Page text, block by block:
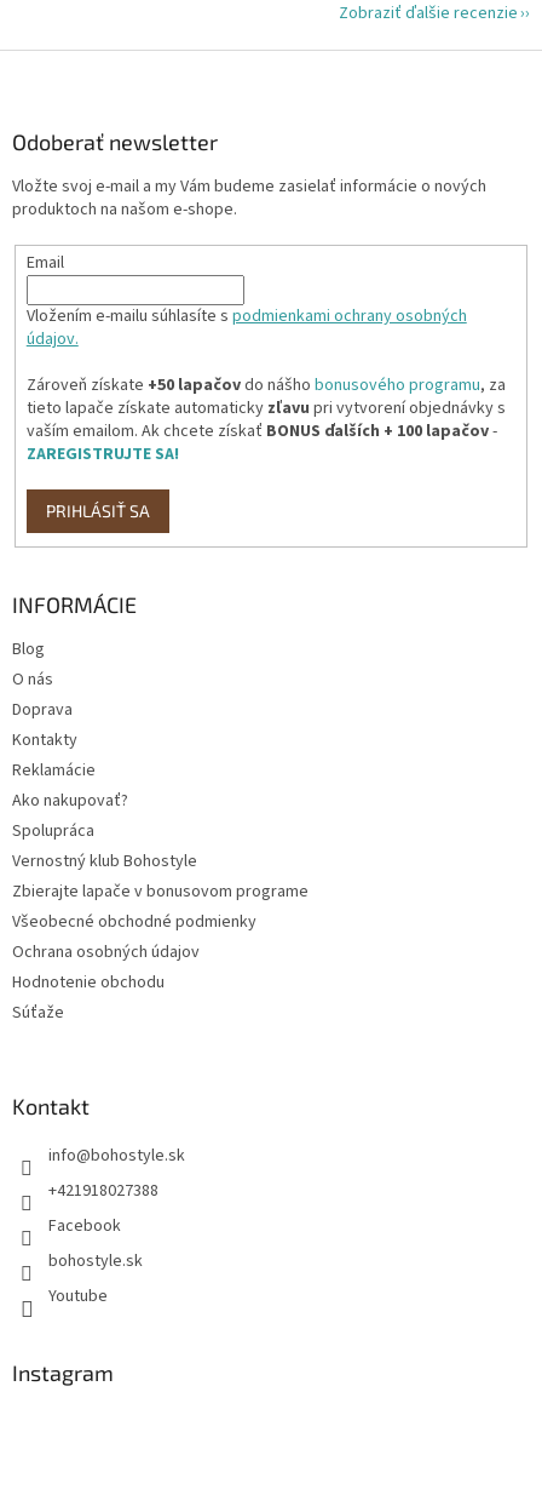
Zobraziť ďalšie recenzie
Odoberať newsletter
Vložte svoj e-mail a my Vám budeme zasielať informácie o nových
produktoch na našom e-shope.
Email
Vložením e-mailu súhlasíte s podmienkami ochrany osobných
údajov.
Zároveň získate +50 lapačovdo nášho bonusového programu, za
tieto lapače získate automaticky zľavu pri vytvorení objednávky s
vaším emailom. Ak chcete získať BONUS ďalších + 100 lapačov-
ZAREGISTRUJTE SA!
PRIHLÁSIŤ SA
INFORMÁCIE
Blog
O nás
Doprava
Kontakty
Reklamácie
Ako nakupovať?
Spolupráca
Vernostný klub Bohostyle
Zbierajte lapače v bonusovom programe
Všeobecné obchodné podmienky
Ochrana osobných údajov
Hodnotenie obchodu
Súťaže
Kontakt
info@bohostyle.sk
+421918027388
Facebook
bohostyle.sk
Youtube
Instagram